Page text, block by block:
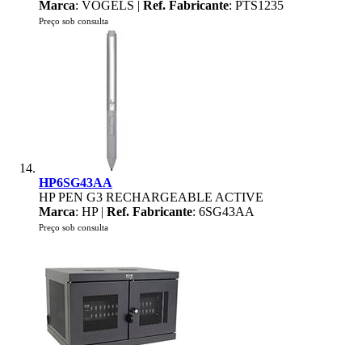
Marca: VOGELS | Ref. Fabricante: PTS1235
Preço sob consulta
HP6SG43AA
HP PEN G3 RECHARGEABLE ACTIVE
Marca: HP | Ref. Fabricante: 6SG43AA
Preço sob consulta